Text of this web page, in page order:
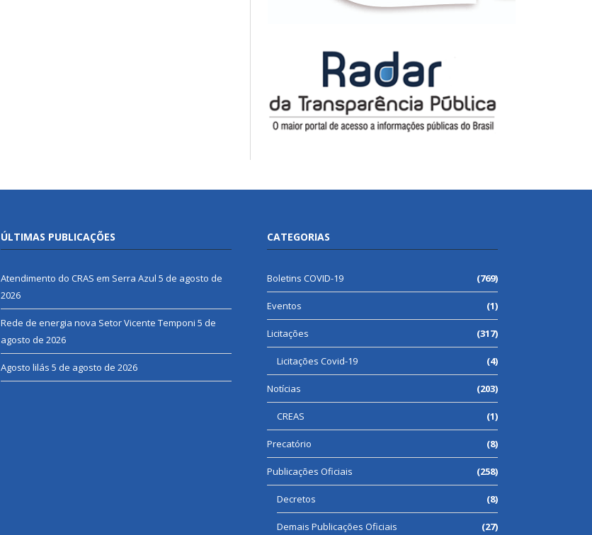
ÚLTIMAS PUBLICAÇÕES
Atendimento do CRAS em Serra Azul 5 de agosto de
2026
Rede de energia nova Setor Vicente Temponi 5 de
agosto de 2026
Agosto lilás 5 de agosto de 2026
CATEGORIAS
Boletins COVID-19 (769)
Eventos (1)
Licitações (317)
Licitações Covid-19 (4)
Notícias (203)
CREAS (1)
Precatório (8)
Publicações Oficiais (258)
Decretos (8)
Demais Publicações Oficiais (27)